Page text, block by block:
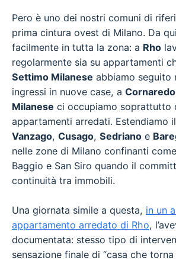
Pero è uno dei nostri comuni di
prima cintura ovest di Milano. Da
facilmente in tutta la zona: a Rho
regolarmente sia su appartamenti
Settimo Milanese abbiamo seguito
ingressi in nuove case, a Cornaredo
Milanese ci occupiamo soprattutto
appartamenti arredati. Estendiamo
Vanzago, Cusago, Sedriano e
nelle zone di Milano confinanti
Baggio e San Siro quando il
continuità tra immobili.
Una giornata simile a questa, in un
appartamento arredato di Rho,
documentata: stesso tipo di
sensazione finale di “casa che torna